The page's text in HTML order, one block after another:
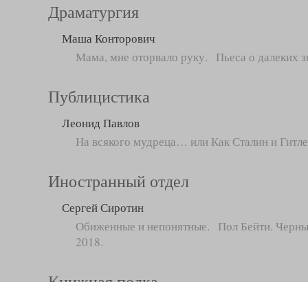
Драматургия
Маша Конторович
Мама, мне оторвало руку. Пьеса о далеких
Публицистика
Леонид Павлов
На всякого мудреца… или Как Сталин и
Иностранный отдел
Сергей Сиротин
Обиженные и непонятные. Пол Бейти.
2018.